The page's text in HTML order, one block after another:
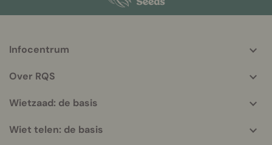
info
Infocentrum
Over RQS
Wietzaad: de basis
Wiet telen: de basis